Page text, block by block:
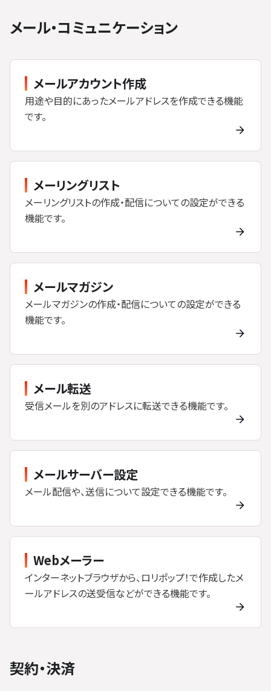
メール・コミュニケーション
メールアカウント作成
用途や目的にあったメールアドレスを作成できる機能
です。
メーリングリスト
メーリングリストの作成・配信についての設定ができる
機能です。
メールマガジン
メールマガジンの作成・配信についての設定ができる
機能です。
メール転送
受信メールを別のアドレスに転送できる機能です。
メールサーバー設定
メール配信や、送信について設定できる機能です。
Webメーラー
インターネットブラウザから、ロリポップ！で作成したメ
ールアドレスの送受信などができる機能です。
契約・決済